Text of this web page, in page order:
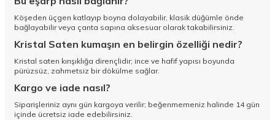
Köşeden üçgen katlayıp boyna dolayabilir, klasik düğümle önde
bağlayabilir veya çanta sapına aksesuar olarak takabilirsiniz.
Kristal Saten kumaşın en belirgin özelliği nedir?
Kristal saten kırışıklığa dirençlidir; ince ve hafif yapısı boyunda
pürüzsüz, zahmetsiz bir dökülme sağlar.
Kargo ve iade nasıl?
Siparişleriniz aynı gün kargoya verilir; beğenmemeniz halinde 14 gün
içinde ücretsiz iade edebilirsiniz.